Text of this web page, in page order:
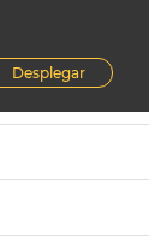
Desplegar